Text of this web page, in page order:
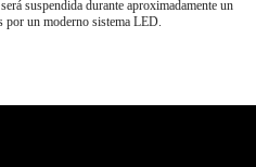
suspendida durante aproximadamente un
por un moderno sistema LED.